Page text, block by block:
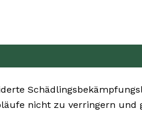
nicht zu verringern